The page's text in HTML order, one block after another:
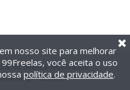
os direitos reservados.
de privacidade
nosso site para melhorar
você aceita o uso
política de privacidade.